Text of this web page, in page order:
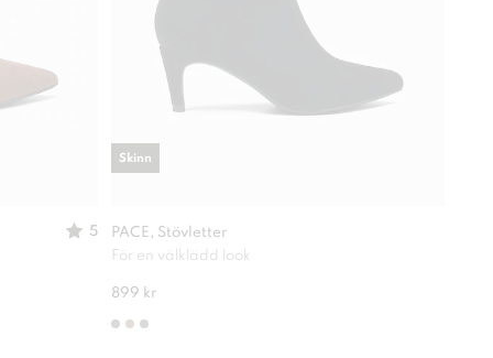
5
PACE, Stövletter
För en välklädd look
899 kr
Skinn